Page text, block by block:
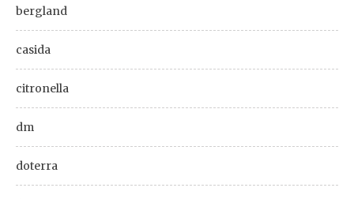
bergland
casida
citronella
dm
doterra